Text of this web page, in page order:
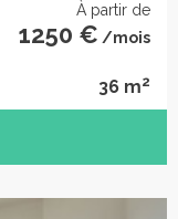
À partir de
1250 € /mois
36 m2